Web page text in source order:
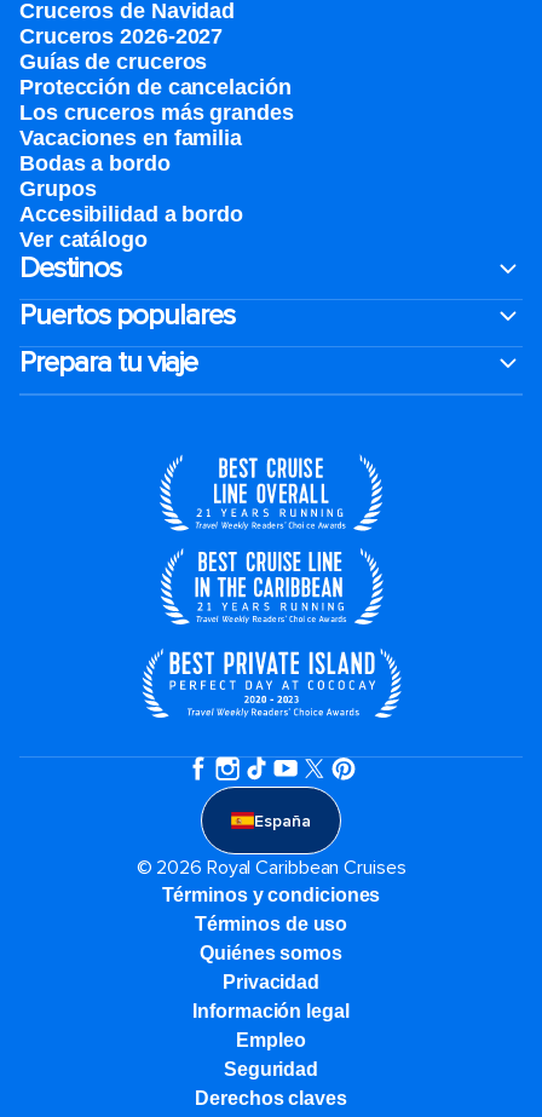
Cruceros de Navidad
Cruceros 2026-2027
Guías de cruceros
Protección de cancelación
Los cruceros más grandes
Vacaciones en familia
Bodas a bordo
Grupos
Accesibilidad a bordo
Ver catálogo
Destinos
Puertos populares
Prepara tu viaje
España
© 2026 Royal Caribbean Cruises
Términos y condiciones
Términos de uso
Quiénes somos
Privacidad
Información legal
Empleo
Seguridad
Derechos claves